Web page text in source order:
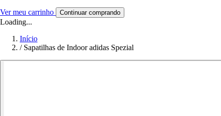
Ver meu carrinho Continuar comprando
Loading...
Início
/ Sapatilhas de Indoor adidas Spezial